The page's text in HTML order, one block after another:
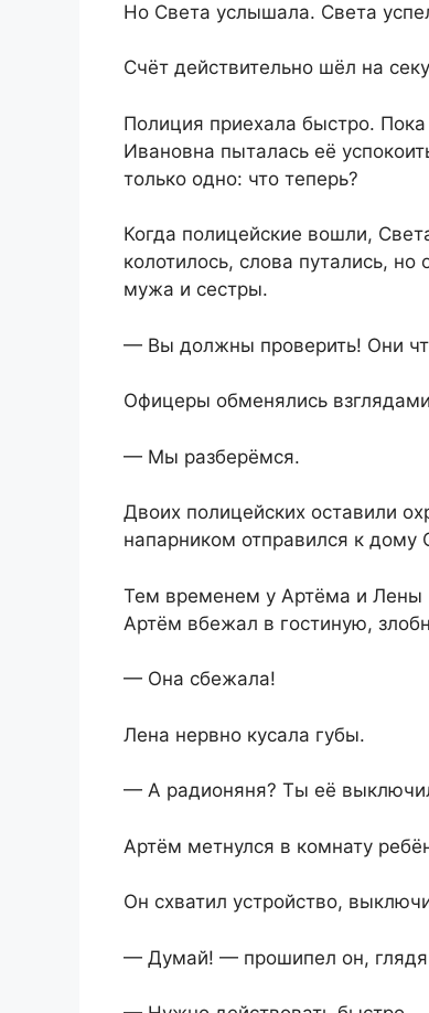
Но Света услышала. Света
Счёт действительно шёл на
Полиция приехала быстро.
Ивановна пыталась её
только одно: что теперь?
Когда полицейские вошли,
колотилось, слова путались,
мужа и сестры.
— Вы должны проверить! Они
Офицеры обменялись
— Мы разберёмся.
Двоих полицейских оставили
напарником отправился к дому
Тем временем у Артёма и Лены
Артём вбежал в гостиную,
— Она сбежала!
Лена нервно кусала губы.
— А радионяня? Ты её
Артём метнулся в комнату
Он схватил устройство,
— Думай! — прошипел он, глядя